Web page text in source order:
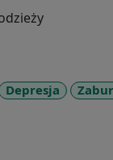
lub
Depresja